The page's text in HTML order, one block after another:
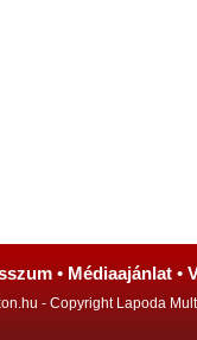
• Médiaajánlat •
- Copyright Lapoda